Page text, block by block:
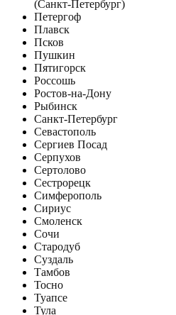
(Санкт-Петербург)
Петергоф
Плавск
Псков
Пушкин
Пятигорск
Россошь
Ростов-на-Дону
Рыбинск
Санкт-Петербург
Севастополь
Сергиев Посад
Серпухов
Сертолово
Сестрорецк
Симферополь
Сириус
Смоленск
Сочи
Стародуб
Суздаль
Тамбов
Тосно
Туапсе
Тула